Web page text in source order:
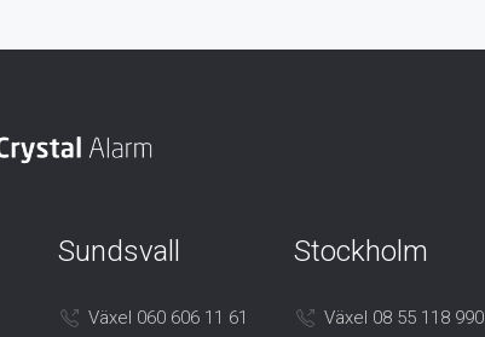
Sundsvall
Växel 060 606 11 61
Stockholm
Växel 08 55 118 990